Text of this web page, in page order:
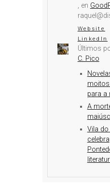
, en
Website
LinkedIn
Últimos
C. Pico
para a
A
Vila
celebra